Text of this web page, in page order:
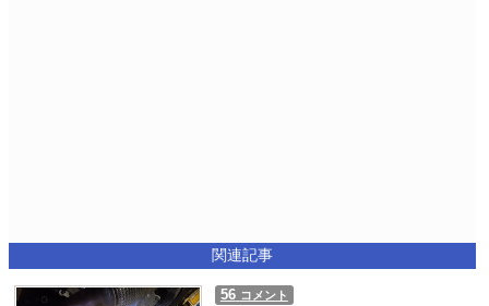
関連記事
56 コメント